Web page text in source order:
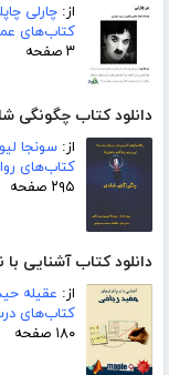
از: چارلی
کتاب‌های
۳ صفحه
دانلود کتاب چگونگی
از: سونجا
کتاب‌های
۲۹۵ صفحه
دانلود کتاب آشنایی
از: عقیله
کتاب‌های
۱۸۰ صفحه